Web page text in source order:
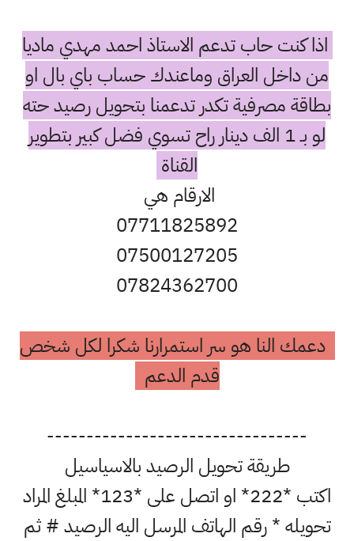
اذا كنت حاب تدعم الاستاذ احمد مهدي ماديا
من داخل العراق وماعندك حساب باي بال او
بطاقة مصرفية تكدر تدعمنا بتحويل رصيد حته
لو بـ 1 الف دينار راح تسوي فضل كبير بتطوير
القناة
الارقام هي
07711825892
07500127205
07824362700
دعمك النا هو سر استمرارنا شكرا لكل شخص
قدم الدعم
---------------------------------
طريقة تحويل الرصيد بالاسياسيل
اكتب *222* او اتصل على *123* المبلغ المراد
تحويله * رقم الهاتف المرسل اليه الرصيد # ثم